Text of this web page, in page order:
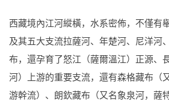
西藏境內江河縱橫，水系密佈，不僅有
及其五大支流拉薩河、年楚河、尼洋河
布，還孕育了怒江（薩爾溫江）正源、
河）上游的重要支流，還有森格藏布（
游幹流）、朗欽藏布（又名象泉河，薩